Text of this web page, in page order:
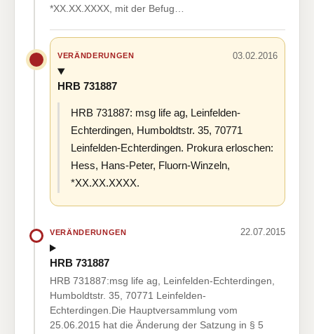
*XX.XX.XXXX, mit der Befug…
VERÄNDERUNGEN 03.02.2016
HRB 731887
HRB 731887: msg life ag, Leinfelden-
Echterdingen, Humboldtstr. 35, 70771
Leinfelden-Echterdingen. Prokura erloschen:
Hess, Hans-Peter, Fluorn-Winzeln,
*XX.XX.XXXX.
VERÄNDERUNGEN 22.07.2015
HRB 731887
HRB 731887:msg life ag, Leinfelden-Echterdingen,
Humboldtstr. 35, 70771 Leinfelden-
Echterdingen.Die Hauptversammlung vom
25.06.2015 hat die Änderung der Satzung in § 5